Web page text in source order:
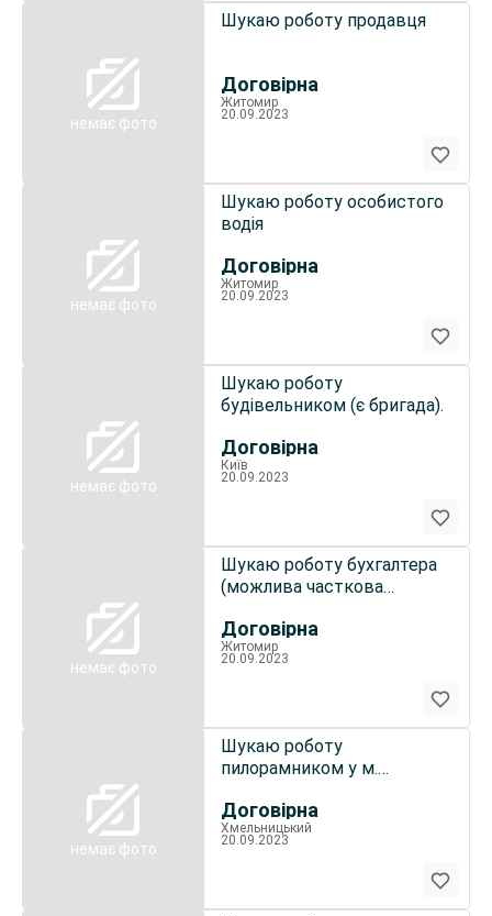
немає фото
Договірна
Шукаю роботу продавця
Житомир
20.09.2023
немає фото
Договірна
Шукаю роботу особистого
водія
Житомир
20.09.2023
немає фото
Договірна
Шукаю роботу
будівельником (є бригада).
Київ
20.09.2023
немає фото
Договірна
Шукаю роботу бухгалтера
(можлива часткова
Житомир
20.09.2023
немає фото
Договірна
Шукаю роботу
пилорамником у м.
Хмельницький
20.09.2023